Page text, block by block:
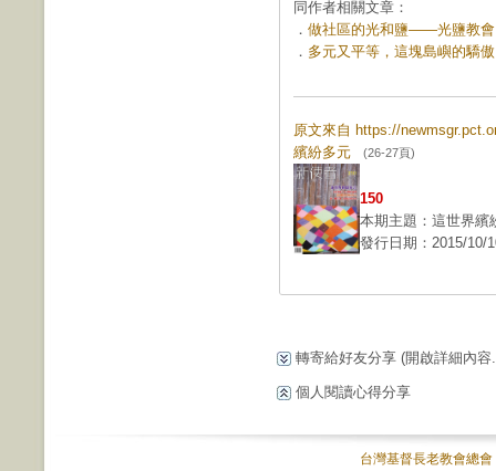
同作者相關文章：
． 做社區的光和鹽——光鹽教會
． 多元又平等，這塊島嶼的驕
原文來自 https://
繽紛多元 (26-27頁)
150
本期主題：這世界繽
發行日期：2015/10/
轉寄給好友分享 (開啟詳細內容
個人閱讀心得分享
台灣基督長老教會總會